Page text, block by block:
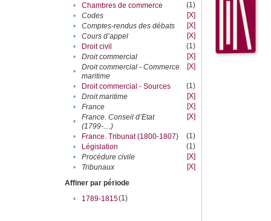
•
Chambres de commerce
(1)
•
Codes
[X]
•
Comptes-rendus des débats
[X]
•
Cours d’appel
[X]
•
Droit civil
(1)
•
Droit commercial
[X]
•
Droit commercial - Commerce
maritime
[X]
• Droit commercial - Sources
(1)
•
Droit maritime
[X]
•
France
[X]
•
France. Conseil d’Etat
(1799-....)
[X]
• France. Tribunat (1800-1807)
(1)
•
Législation
(1)
•
Procédure civile
[X]
•
Tribunaux
[X]
Affiner par période
•
1789-1815(1)